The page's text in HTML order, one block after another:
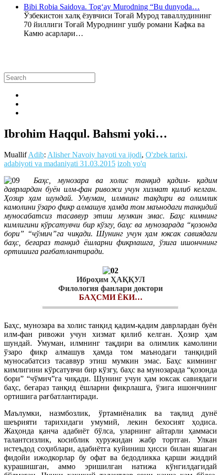
Bibi Robia Saidova. Tog‘ay Murodning “Bu dunyoda…
Ўзбекистон халқ ёзувчиси Тоғай Мурод таваллудининг
70 йиллиги Тоғай Муроднинг ушбу романи Кафка ва
Камю асарлари…
Ibrohim Haqqul. Bahsmi yoki…
MuallifAdib: Alisher Navoiy hayoti va ijodi, O'zbek tarixi,
adabiyoti va madaniyati 31.03.2015 izoh yo'q
Баҳс, мунозара ва холис танқид қадим- қадим
даврлардан буён илм-фан ривожи учун хизмат қилиб келган.
Ҳозир ҳам шундай. Умуман, илмнинг тақдири ва олимлик
камолини ўзаро фикр алмашув ҳамда том маънодаги танқидий
муносабатсиз тасаввур этиш мумкин эмас. Баҳс кимнинг
кимлигини кўрсатувчи бир кўзгу, баҳс ва мунозарада “қозонда
бори” “чўмич”га чиқади. Шунинг учун ҳам юксак савиядаги
баҳс, беғараз танқид ёшларни фикрлашга, ўзига ишончнинг
ортишига рағбатлантиради.
Иброҳим ҲАҚҚУЛ
Филология фанлари доктори
БАҲСМИ ЁКИ…
Баҳс, мунозара ва холис танқид қадим-қадим даврлардан буён
илм-фан ривожи учун хизмат қилиб келган. Ҳозир ҳам
шундай. Умуман, илмнинг тақдири ва олимлик камолини
ўзаро фикр алмашув ҳамда том маънодаги танқидий
муносабатсиз тасаввур этиш мумкин эмас. Баҳс кимнинг
кимлигини кўрсатувчи бир кўзгу, баҳс ва мунозарада “қозонда
бори” “чўмич”га чиқади. Шунинг учун ҳам юксак савиядаги
баҳс, беғараз танқид ёшларни фикрлашга, ўзига ишончнинг
ортишига рағбатлантиради.
Маълумки, назмбозлик, ўртамиёналик ва тақлид дунё
шеърияти тарихидаги умумий, лекин бехосият ҳодиса.
Жаҳонда қанча адабиёт бўлса, уларнинг айтарли ҳаммаси
талантсизлик, косиблик хуружидан жабр тортган. Улкан
истеъдод соҳиблари, адабиётга куйиниш ҳисси билан яшаган
фидойи ижодкорлар бу офат ва бедодликка қарши жиддий
курашишган, аммо эришилган натижа кўнгилдагидай